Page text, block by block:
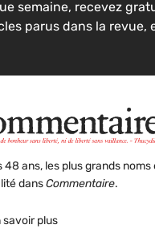
semaine, recevez
parus dans la revue,
48 ans, les plus grands
dansCommentaire.
savoir plus